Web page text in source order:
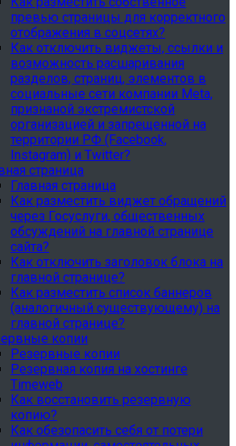
превью страницы для корректного
отображения в соцсетях?
Как отключить виджеты, ссылки и
возможность расшаривания
разделов, страниц, элементов в
социальные сети компании Meta,
признаной экстремистской
организацией и запрещенной на
территории РФ (Facebook,
Instagram) и Twitter?
страница
Главная страница
Как разместить виджет обращений
через Госуслуги, общественных
обсуждений на главной странице
сайта?
Как отключить заголовок блока на
главной странице?
Как разместить список баннеров
(аналогичный существующему) на
главной странице?
копии
Резервные копии
Резервная копия на хостинге
Timeweb
Как восстановить резервную
копию?
Как обезопасить себя от потери